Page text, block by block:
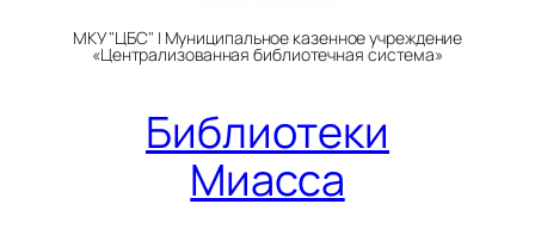
МКУ "ЦБС" | Муниципальное казенное учреждение
«Централизованная библиотечная система»
Библиотеки
Миасса